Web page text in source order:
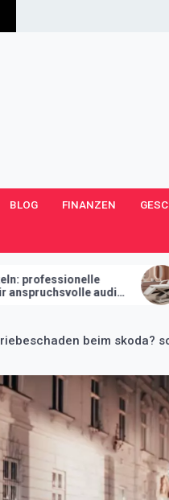
BLOG FINANZEN
Wellness für
richtige
ihr studio macht
beim skoda?